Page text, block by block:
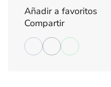
Añadir a favoritos
Compartir